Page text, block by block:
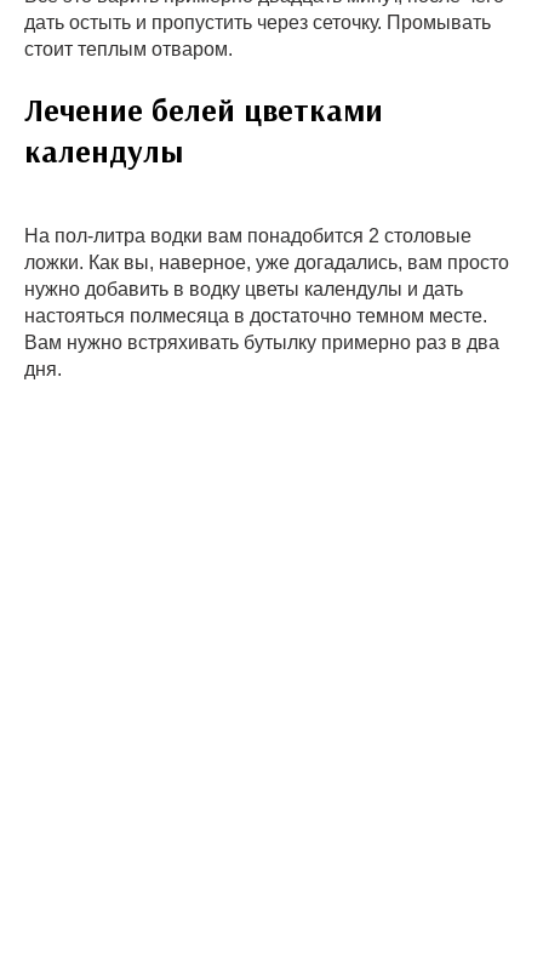
дать остыть и пропустить через сеточку. Промывать
стоит теплым отваром.
Лечение белей цветками
календулы
На пол-литра водки вам понадобится 2 столовые
ложки. Как вы, наверное, уже догадались, вам просто
нужно добавить в водку цветы календулы и дать
настояться полмесяца в достаточно темном месте.
Вам нужно встряхивать бутылку примерно раз в два
дня.